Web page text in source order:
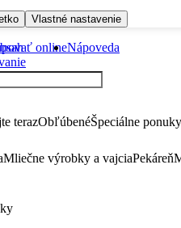
Vlastné nastavenie
onlineNápoveda
terazObľúbenéŠpeciálne ponuky
Mliečne výrobky a vajciaPekáreň